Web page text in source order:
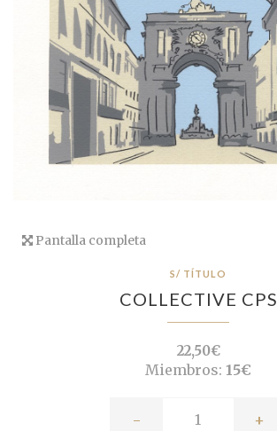
Pantalla completa
S/ TÍTULO
COLLECTIVE CPS
22,50€
Miembros: 15€
- +